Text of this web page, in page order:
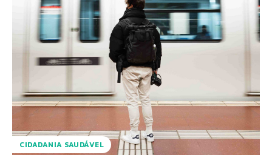
CIDADANIA SAUDÁVEL